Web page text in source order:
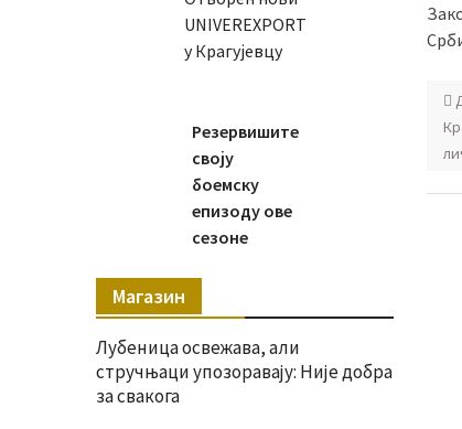
UNIVEREXPORT
у Крагујевцу
Резервишите
своју
боемску
епизоду ове
сезоне
Магазин
Лубеница освежава, али
стручњаци упозоравају: Није добра
за свакога